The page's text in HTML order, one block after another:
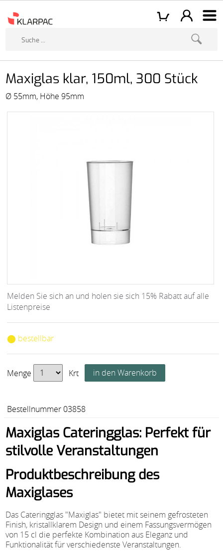
Maxiglas klar, 150ml, 300 Stück
Ø 55mm, Höhe 95mm
Melden Sie sich an und holen sie sich 15% Rabatt auf alle
Listenpreise
⬤ bestellbar
Menge Krt
Bestellnummer 03858
Maxiglas Cateringglas: Perfekt für
stilvolle Veranstaltungen
Produktbeschreibung des
Maxiglases
Das Cateringglas "Maxiglas" bietet mit seinem gefrosteten
Finish, kristallklarem Design und einem Fassungsvermögen
von 15 cl die perfekte Kombination aus Eleganz und
Funktionalität für verschiedenste Veranstaltungen.